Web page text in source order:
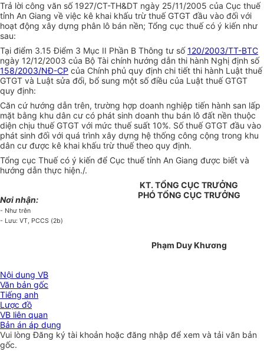
Trả lời công văn số 1927/CT-TH&DT ngày 25/11/2005 của Cục thuế
tỉnh An Giang về việc kê khai khấu trừ thuế GTGT đầu vào đối với
hoạt động xây dựng phân lô bán nền; Tổng cục thuế có ý kiến như
sau:
Tại điểm 3.15 Điểm 3 Mục II Phần B Thông tư số120/2003/TT-BTC
ngày 12/12/2003 của Bộ Tài chính hướng dẫn thi hành Nghị định số
158/2003/NĐ-CP của Chính phủ quy định chi tiết thi hành Luật thuế
GTGT và Luật sửa đổi, bổ sung một số điều của Luật thuế GTGT
quy định:
Căn cứ hướng dẫn trên, trường hợp doanh nghiệp tiến hành san lấp
mặt bằng khu dân cư có phát sinh doanh thu bán lô đất nền thuộc
diện chịu thuế GTGT với mức thuế suất 10%. Số thuế GTGT đầu vào
phát sinh đối với quá trình xây dựng hệ thống công cộng trong khu
dân cư được kê khai khấu trừ thuế theo quy định.
Tổng cục Thuế có ý kiến để Cục thuế tỉnh An Giang được biết và
hướng dẫn thực hiện./.
Nơi nhận:
- Như trên
- Lưu: VT, PCCS (2b)
KT. TỔNG CỤC TRƯỞNG
PHÓ TỔNG CỤC TRƯỞNG
Phạm Duy Khương
Nội dung VB
Văn bản gốc
Tiếng anh
Lược đồ
VB liên quan
Bản án áp dụng
Vui lòngĐăng ký tài khoản hoặc đăng nhập để xem và tải văn bản
gốc.